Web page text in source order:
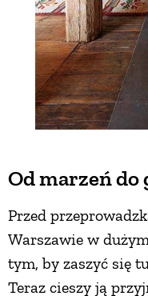
Od marzeń do
Przed
Warszawie w
tym, by zaszyć się
Teraz cieszy ją